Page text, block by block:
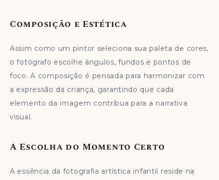
Composição e Estética
Assim como um pintor seleciona sua paleta de cores,
o fotógrafo escolhe ângulos, fundos e pontos de
foco. A composição é pensada para harmonizar com
a expressão da criança, garantindo que cada
elemento da imagem contribua para a narrativa
visual.
A Escolha do Momento Certo
A essência da fotografia artística infantil reside na